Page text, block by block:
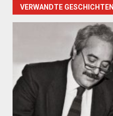
VERWANDTE GESCHICHTEN